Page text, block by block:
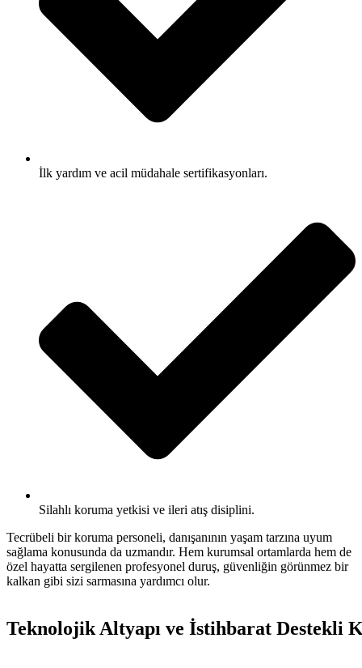
İlk yardım ve acil müdahale sertifikasyonları.
Silahlı koruma yetkisi ve ileri atış disiplini.
Tecrübeli bir koruma personeli, danışanının yaşam tarzına uyum
sağlama konusunda da uzmandır. Hem kurumsal ortamlarda hem de
özel hayatta sergilenen profesyonel duruş, güvenliğin görünmez bir
kalkan gibi sizi sarmasına yardımcı olur.
Teknolojik Altyapı ve İstihbarat Destekli